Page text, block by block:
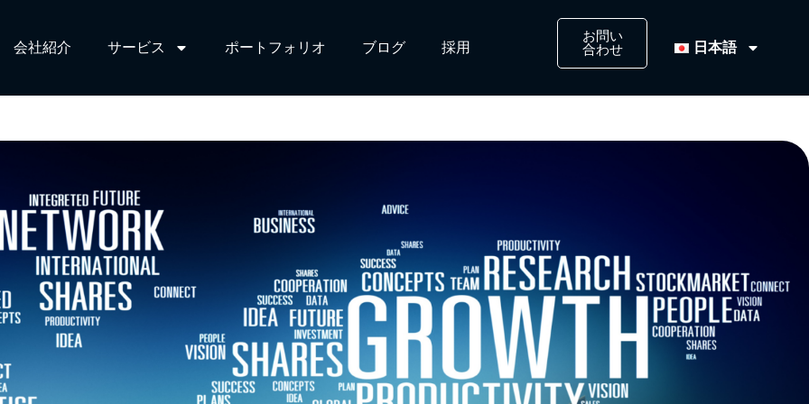
会社紹介 サービス​ ポートフォリオ ブログ​ 採用​
お問い
合わせ​
日本語